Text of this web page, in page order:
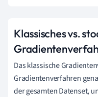
Klassisches vs.
Das klassische
Gradientenverfahren
der gesamten Datenset,